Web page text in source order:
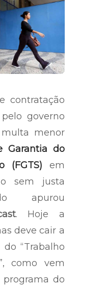
contratação
governo
menor
Garantia do
(FGTS) em
sem justa
apurou
. Hoje a
deve cair a
“Trabalho
como vem
do